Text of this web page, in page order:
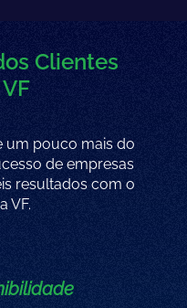
Clientes
um pouco mais do
de empresas
resultados com o
VF.